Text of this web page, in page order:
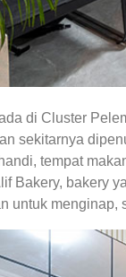
di Cluster
sekitarnya
tempat
Bakery, bakery
untuk